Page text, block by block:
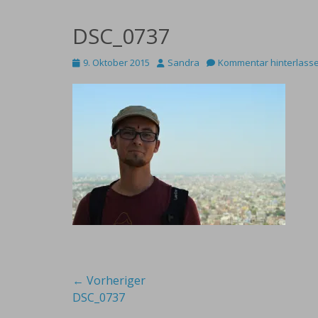
DSC_0737
Posted
9. Oktober 2015 AutorSandra Kommentar
Beitragsnavigation
← Vorheriger
Vorheriger
DSC_0737